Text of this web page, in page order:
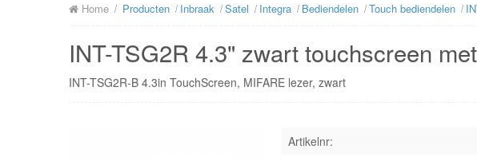
Home Producten Inbraak Satel Integra Bediendelen Touch bediendelen
INT-TSG2R 4.3" zwart touchscreen
INT-TSG2R-B 4.3in TouchScreen, MIFARE lezer, zwart
Artikelnr: